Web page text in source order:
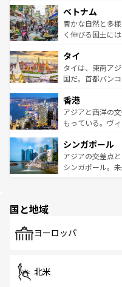
参照してほしい。
容にもいいと評
が味
照してほしい。
き、地方に足を
できる。そして
まで、さまざま
リティに包まれ
覧を参照してほ
ベトナム
豊かな自然と多
く伸びる国土に
急速な発展と共
ーチミン市のフ
醸し出している
とつ。フォーや
ひ現地で味わい
が旅行者を迎え
参照してほしい。
タイ
タイは、東南ア
国だ。首都バン
の活気が交差し
帯で自然と触れ
いビーチでリゾ
激する。気候は
が待っている。
た文化、そして
香港
アジアと西洋の
もっている。ヴ
み、どこを訪れ
ており、効率よ
うな絶景から文
シンガポール
アジアの交差点
シンガポール。
で、ホーカーズ
国と地域
ヨーロッパ
北米